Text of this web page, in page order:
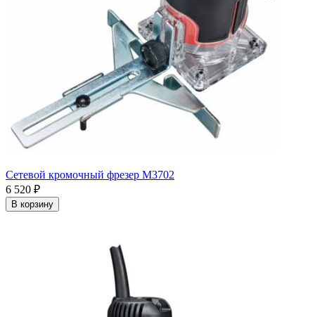
Сетевой кромочный фрезер M3702
6 520 ₽
В корзину